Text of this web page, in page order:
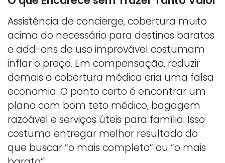
Assistência de concierge, cobertura muito
acima do necessário para destinos baratos
e add-ons de uso improvável costumam
inflar o preço. Em compensação, reduzir
demais a cobertura médica cria uma falsa
economia. O ponto certo é encontrar um
plano com bom teto médico, bagagem
razoável e serviços úteis para família. Isso
costuma entregar melhor resultado do
que buscar “o mais completo” ou “o mais